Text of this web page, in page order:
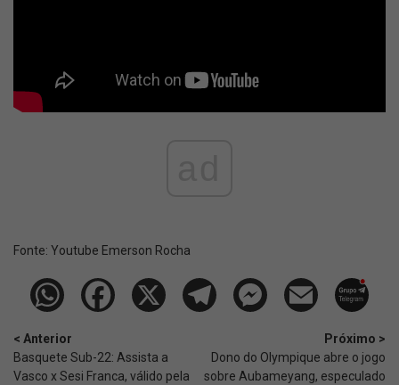
Fonte: Youtube Emerson Rocha
< Anterior
Basquete Sub-22: Assista a
Vasco x Sesi Franca, válido pela
Próximo >
Dono do Olympique abre o jogo
sobre Aubameyang, especulado